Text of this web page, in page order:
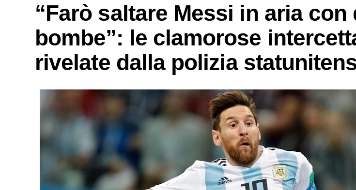
“Farò saltare Messi in aria con
bombe”: le clamorose
rivelate dalla polizia